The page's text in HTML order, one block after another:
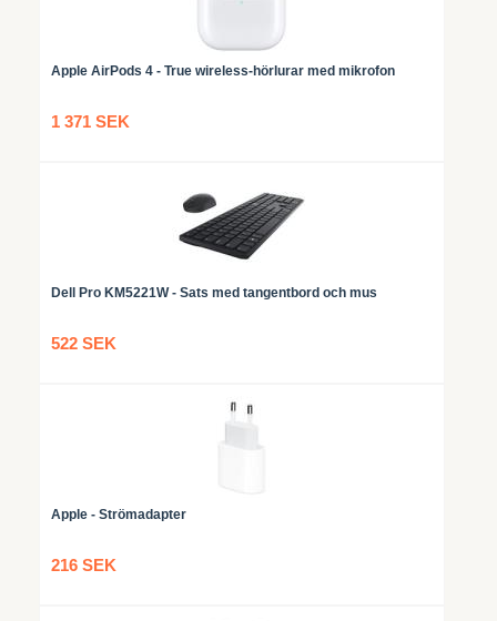
Apple AirPods 4 - True wireless-hörlurar med mikrofon
1 371 SEK
Dell Pro KM5221W - Sats med tangentbord och mus
522 SEK
Apple - Strömadapter
216 SEK